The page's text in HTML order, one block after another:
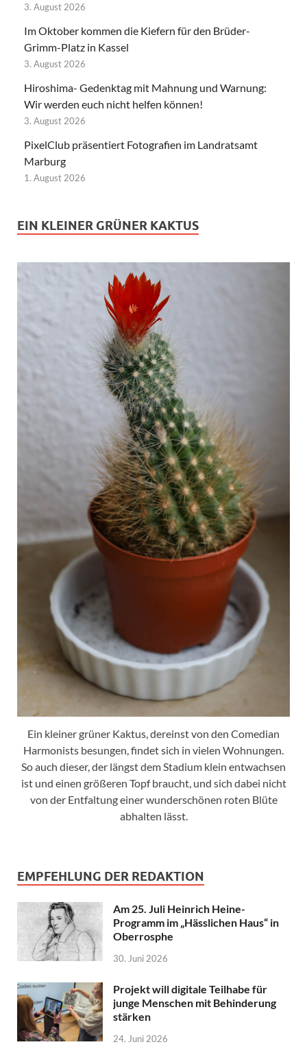
3. August 2026
Im Oktober kommen die Kiefern für den Brüder-
Grimm-Platz in Kassel
3. August 2026
Hiroshima- Gedenktag mit Mahnung und Warnung:
Wir werden euch nicht helfen können!
3. August 2026
PixelClub präsentiert Fotografien im Landratsamt
Marburg
1. August 2026
EIN KLEINER GRÜNER KAKTUS
Ein kleiner grüner Kaktus, dereinst von den Comedian
Harmonists besungen, findet sich in vielen Wohnungen.
So auch dieser, der längst dem Stadium klein entwachsen
ist und einen größeren Topf braucht, und sich dabei nicht
von der Entfaltung einer wunderschönen roten Blüte
abhalten lässt.
EMPFEHLUNG DER REDAKTION
Am 25. Juli Heinrich Heine-
Programm im „Hässlichen Haus“ in
Oberrosphe
30. Juni 2026
Projekt will digitale Teilhabe für
junge Menschen mit Behinderung
stärken
24. Juni 2026